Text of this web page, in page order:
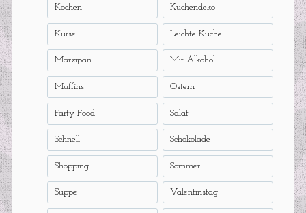
Kochen Kuchendeko
Kurse Leichte Küche
Marzipan Mit Alkohol
Muffins Ostern
Party-Food Salat
Schnell Schokolade
Shopping Sommer
Suppe Valentinstag